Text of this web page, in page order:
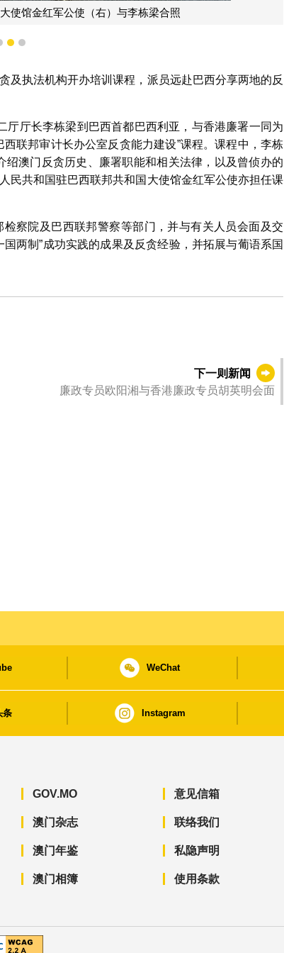
使馆金红军公使（右）与李栋梁合照
1 2 3
及执法机构开办培训课程，派员远赴巴西分享两地的反
厅厅长李栋梁到巴西首都巴西利亚，与香港廉署一同为
联邦审计长办公室反贪能力建设”课程。课程中，李栋
澳门反贪历史、廉署职能和相关法律，以及曾侦办的
民共和国驻巴西联邦共和国大使馆金红军公使亦担任课
察院及巴西联邦警察等部门，并与有关人员会面及交
两制”成功实践的成果及反贪经验，并拓展与葡语系国
下一则新闻
廉政专员欧阳湘与香港廉政专员胡英明会面
WeChat
条 Instagram
GOV.MO
澳门杂志
澳门年鉴
澳门相簿
意见信箱
联络我们
私隐声明
使用条款